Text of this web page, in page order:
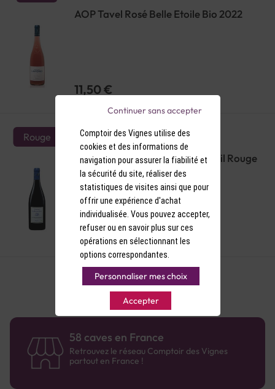
AOP Tavel Rosé Belle Etoile Bio 2022
11,50 €
Rouge
AOP Saint-Nicolas-de-Bourgueil Rouge
Château Moulin Bio 2022
9,90 €
58 caves en France
Retrouvez le réseau Comptoir des Vignes
partout en France !
Comptoir des Vignes utilise des
cookies et des informations de
navigation pour assurer la fiabilité et
la sécurité du site, réaliser des
statistiques de visites ainsi que pour
offrir une expérience d'achat
individualisée. Vous pouvez accepter,
refuser ou en savoir plus sur ces
opérations en sélectionnant les
options correspondantes.
Personnaliser mes choix
Accepter
Continuer sans accepter